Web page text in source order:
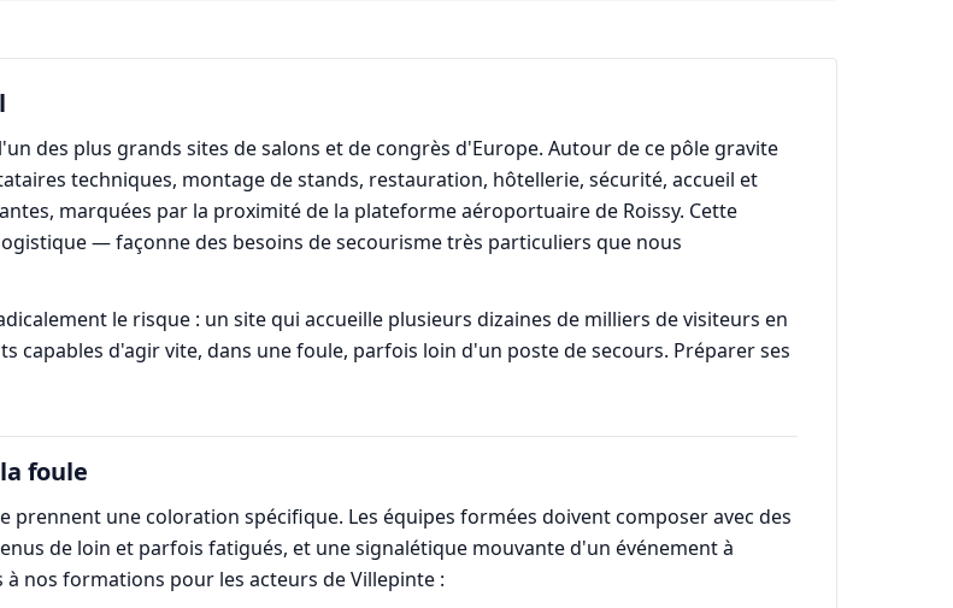
des plus grands sites de salons et de congrès d'Europe. Autour de ce pôle gravite
techniques, montage de stands, restauration, hôtellerie, sécurité, accueil et
marquées par la proximité de la plateforme aéroportuaire de Roissy. Cette
— façonne des besoins de secourisme très particuliers que nous
le risque : un site qui accueille plusieurs dizaines de milliers de visiteurs en
d'agir vite, dans une foule, parfois loin d'un poste de secours. Préparer ses
foule
une coloration spécifique. Les équipes formées doivent composer avec des
de loin et parfois fatigués, et une signalétique mouvante d'un événement à
nos formations pour les acteurs de Villepinte :